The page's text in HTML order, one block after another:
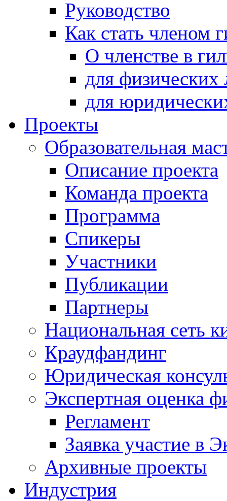
Руководство
Как стать членом
О членстве в
для физических
для
Проекты
Образовательная
Описание проекта
Команда проекта
Программа
Спикеры
Участники
Публикации
Партнеры
Национальная сеть
Краудфандинг
Юридическая
Экспертная оценка
Регламент
Заявка участие в
Архивные проекты
Индустрия